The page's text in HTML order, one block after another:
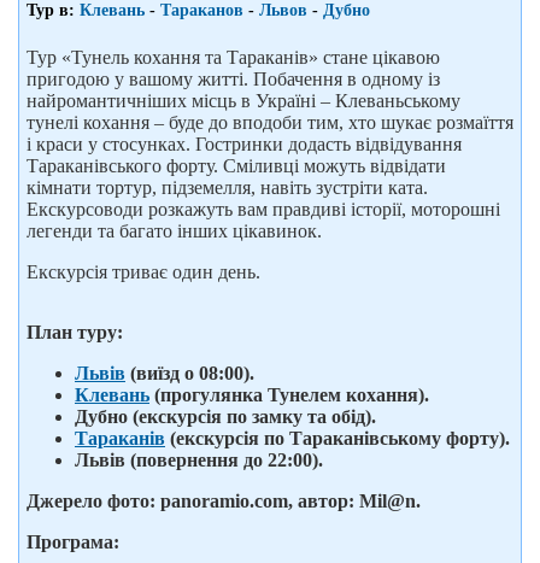
Тур в: Клевань - Тараканов - Львов - Дубно
Тур «Тунель кохання та Тараканів» стане цікавою
пригодою у вашому житті. Побачення в одному із
найромантичніших місць в Україні – Клеваньському
тунелі кохання – буде до вподоби тим, хто шукає розмаїття
і краси у стосунках. Гостринки додасть відвідування
Тараканівського форту. Сміливці можуть відвідати
кімнати тортур, підземелля, навіть зустріти ката.
Екскурсоводи розкажуть вам правдиві історії, моторошні
легенди та багато інших цікавинок.
Екскурсія триває один день.
План туру:
Львів (виїзд о 08:00).
Клевань (прогулянка Тунелем кохання).
Дубно (екскурсія по замку та обід).
Тараканів (екскурсія по Тараканівському форту).
Львів (повернення до 22:00).
Джерело фото: panoramio.com, автор: Mil@n.
Програма: